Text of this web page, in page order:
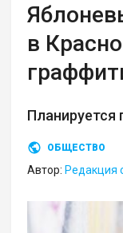
в
Планируется
ОБЩЕСТВО
Автор: Редакция